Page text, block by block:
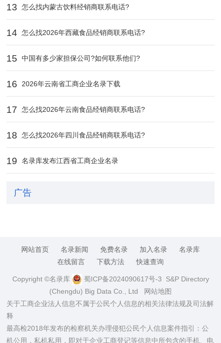
13 怎么找内蒙古饮料经销商联系电话?
14 怎么找2026年西藏食品经销商联系电话?
15 中国有多少家担保公司?如何联系他们?
16 2026年云南省工商企业名录下载
17 怎么找2026年云南食品经销商联系电话?
18 怎么找2026年四川食品经销商联系电话?
19 名录库发布江西省工商企业名录
广告
网站首页 名录新闻 免费名录 加入名录
名录库
在线留言
下载方法 快速查询
Copyright ©名录库 蜀ICP备2024090617号-3 S&P Directory
(Chengdu) Big Data Co., Ltd
网站地图
关于工商企业法人信息不属于公民个人信息的相关法律法规及司法解
释
最高检2018年发布的检察机关办理侵犯公民个人信息案件指引：公
机公用，私机私用，即对于企业工商登记等信息中所包含的手机、电